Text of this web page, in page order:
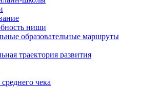
ниши
образовательные маршруты
траектория развития
чека